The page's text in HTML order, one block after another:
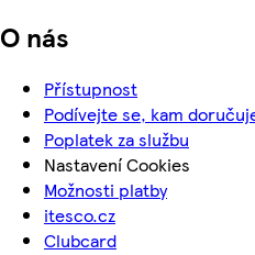
O nás
Přístupnost
Podívejte se, kam
Poplatek za službu
Nastavení Cookies
Možnosti platby
itesco.cz
Clubcard